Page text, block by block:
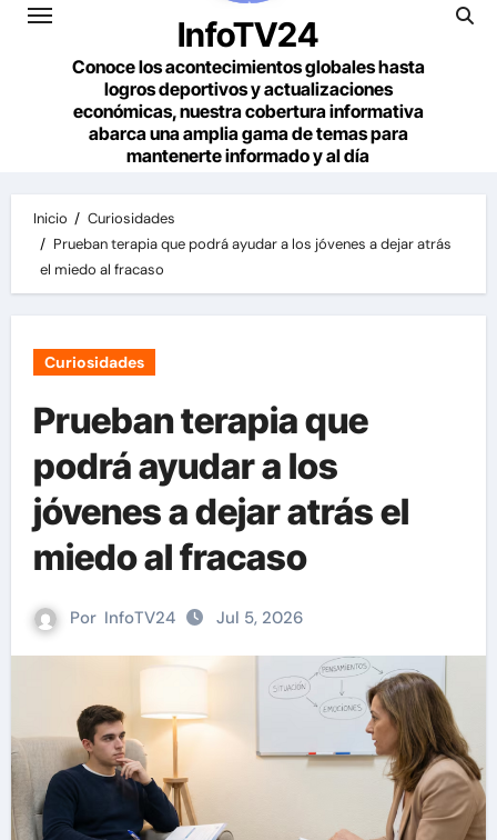
InfoTV24
Conoce los acontecimientos globales hasta
logros deportivos y actualizaciones
económicas, nuestra cobertura informativa
abarca una amplia gama de temas para
mantenerte informado y al día
Inicio
Curiosidades
Prueban terapia que podrá ayudar a los jóvenes a dejar atrás
el miedo al fracaso
Curiosidades
Prueban terapia que
podrá ayudar a los
jóvenes a dejar atrás el
miedo al fracaso
Por InfoTV24 Jul 5, 2026